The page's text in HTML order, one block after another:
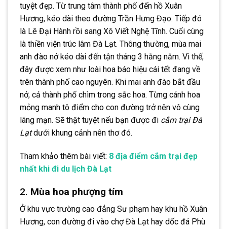
tuyệt đẹp. Từ trung tâm thành phố đến hồ Xuân
Hương, kéo dài theo đường Trần Hưng Đạo. Tiếp đó
là Lê Đại Hành rồi sang Xô Viết Nghệ Tĩnh. Cuối cùng
là thiền viện trúc lâm Đà Lạt. Thông thường, mùa mai
anh đào nở kéo dài đến tận tháng 3 hằng năm. Vì thế,
đây được xem như loài hoa báo hiệu cái tết đang về
trên thành phố cao nguyên. Khi mai anh đào bắt đầu
nở, cả thành phố chìm trong sắc hoa. Từng cánh hoa
mỏng manh tô điểm cho con đường trở nên vô cùng
lãng mạn. Sẽ thật tuyệt nếu bạn được đi cắm trại Đà
Lạtdưới khung cảnh nên thơ đó.
Tham khảo thêm bài viết: 8 địa điểm cắm trại đẹp
nhất khi đi du lịch Đà Lạt
2. Mùa hoa phượng tím
Ở khu vực trường cao đẳng Sư phạm hay khu hồ Xuân
Hương, con đường đi vào chợ Đà Lạt hay dốc đá Phù